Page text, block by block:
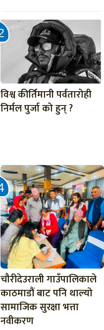
विश्व कीर्तिमानी पर्वतारोही
निर्मल पुर्जा को हुन् ?
चौरीदेउराली गाउँपालिकाले
काठमाडौं बाट पनि थाल्यो
सामाजिक सुरक्षा भत्ता
नवीकरण